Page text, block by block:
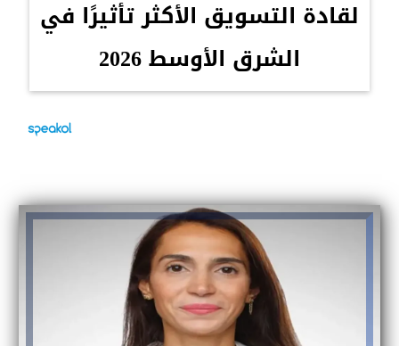
لقادة التسويق الأكثر تأثيرًا في
الشرق الأوسط 2026